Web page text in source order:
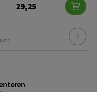
29,25